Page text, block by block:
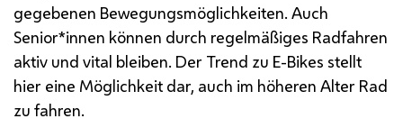
gegebenen Bewegungsmöglichkeiten. Auch
Senior*innen können durch regelmäßiges Radfahren
aktiv und vital bleiben. Der Trend zu E-Bikes stellt
hier eine Möglichkeit dar, auch im höheren Alter Rad
zu fahren.